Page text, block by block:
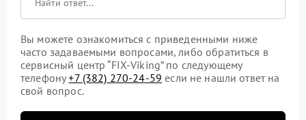
Вы можете ознакомиться с приведенными ниже
часто задаваемыми вопросами, либо обратиться в
сервисный центр “FIX-Viking” по следующему
телефону+7 (382) 270-24-59 если не нашли ответ на
свой вопрос.